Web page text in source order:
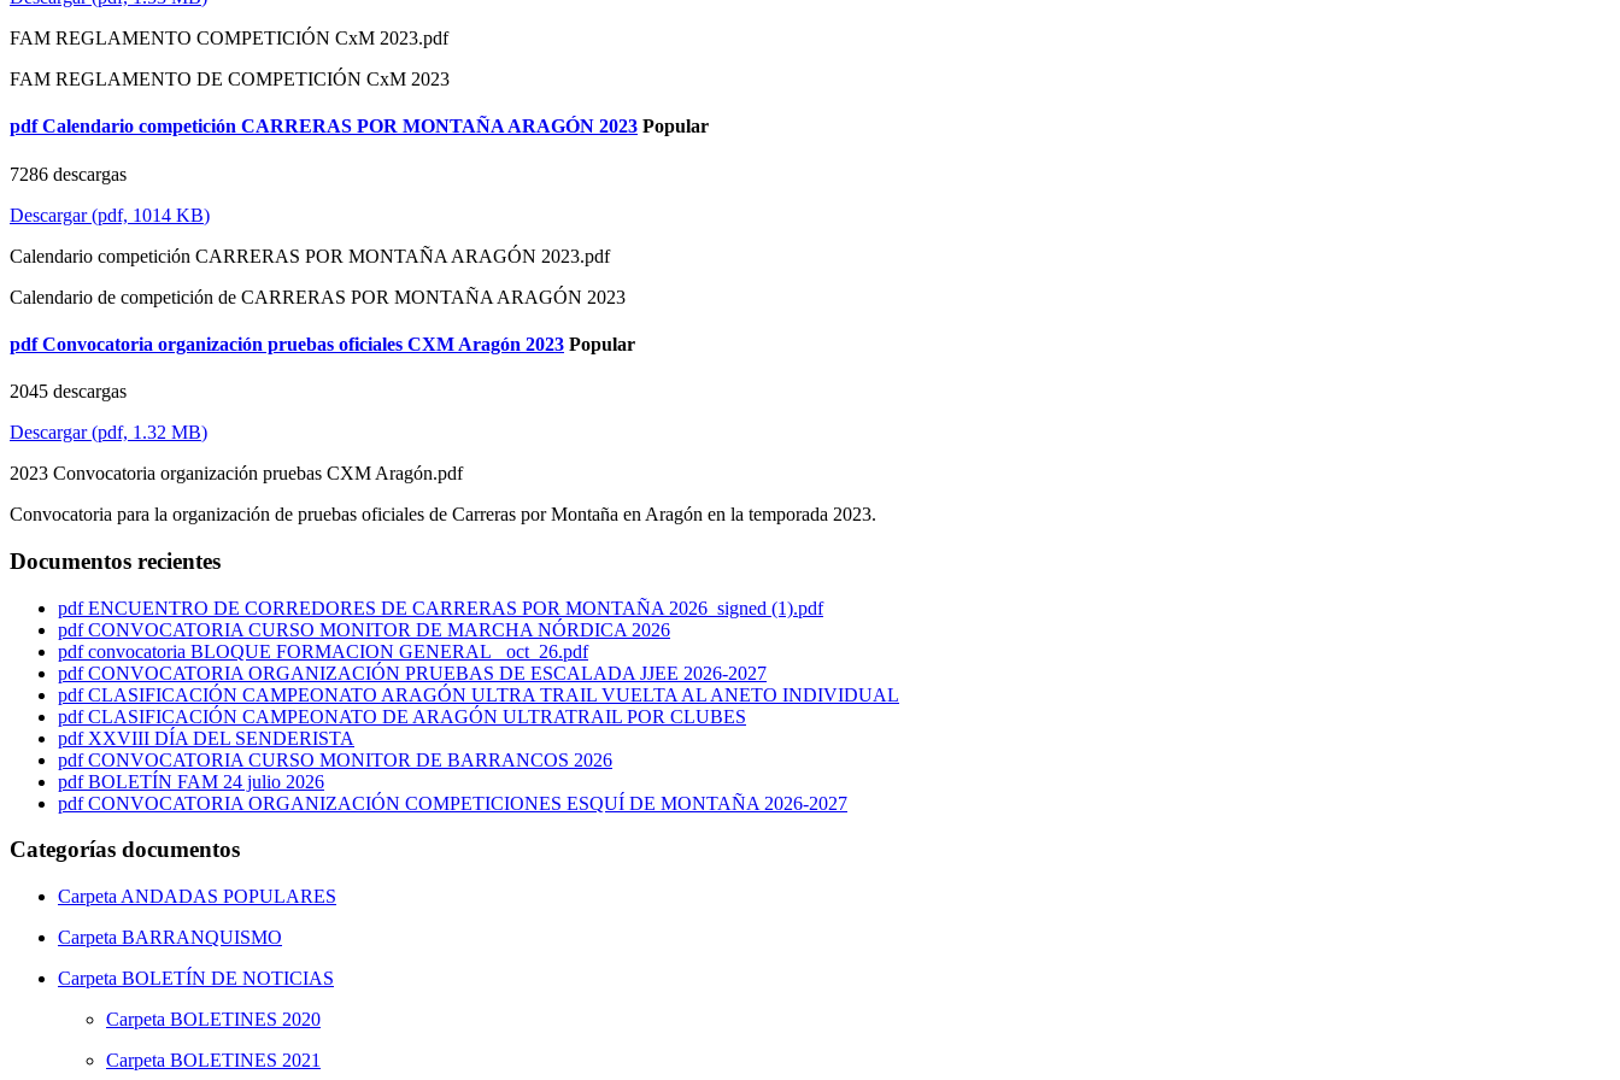
FAM REGLAMENTO COMPETICIÓN CxM 2023.pdf
FAM REGLAMENTO DE COMPETICIÓN CxM 2023
pdf Calendario competición CARRERAS POR MONTAÑA ARAGÓN 2023 Popular
7286 descargas
Descargar(pdf, 1014 KB)
Calendario competición CARRERAS POR MONTAÑA ARAGÓN 2023.pdf
Calendario de competición de CARRERAS POR MONTAÑA ARAGÓN 2023
pdf Convocatoria organización pruebas oficiales CXM Aragón 2023 Popular
2045 descargas
Descargar(pdf, 1.32 MB)
2023 Convocatoria organización pruebas CXM Aragón.pdf
Convocatoria para la organización de pruebas oficiales de Carreras por Montaña en Aragón en la temporada 2023.
Documentos recientes
pdf ENCUENTRO DE CORREDORES DE CARRERAS POR MONTAÑA 2026_signed (1).pdf
pdf CONVOCATORIA CURSO MONITOR DE MARCHA NÓRDICA 2026
pdf convocatoria BLOQUE FORMACION GENERAL_ oct_26.pdf
pdf CONVOCATORIA ORGANIZACIÓN PRUEBAS DE ESCALADA JJEE 2026-2027
pdf CLASIFICACIÓN CAMPEONATO ARAGÓN ULTRA TRAIL VUELTA AL ANETO INDIVIDUAL
pdf CLASIFICACIÓN CAMPEONATO DE ARAGÓN ULTRATRAIL POR CLUBES
pdf XXVIII DÍA DEL SENDERISTA
pdf CONVOCATORIA CURSO MONITOR DE BARRANCOS 2026
pdf BOLETÍN FAM 24 julio 2026
pdf CONVOCATORIA ORGANIZACIÓN COMPETICIONES ESQUÍ DE MONTAÑA 2026-2027
Categorías documentos
Carpeta ANDADAS POPULARES
Carpeta BARRANQUISMO
Carpeta BOLETÍN DE NOTICIAS
Carpeta BOLETINES 2020
Carpeta BOLETINES 2021